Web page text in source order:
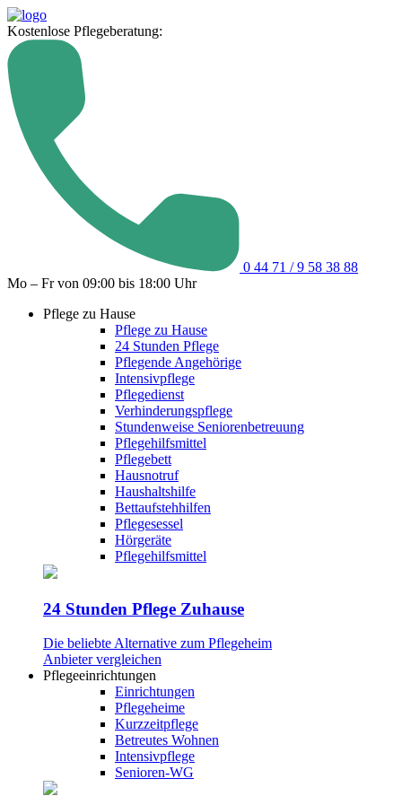
Kostenlose Pflegeberatung:
0 44 71 / 9 58 38 88
Mo – Fr von 09:00 bis 18:00 Uhr
Pflege zu Hause
Pflege zu Hause
24 Stunden Pflege
Pflegende Angehörige
Intensivpflege
Pflegedienst
Verhinderungspflege
Stundenweise Seniorenbetreuung
Pflegehilfsmittel
Pflegebett
Hausnotruf
Haushaltshilfe
Bettaufstehhilfen
Pflegesessel
Hörgeräte
Pflegehilfsmittel
24 Stunden Pflege Zuhause
Die beliebte Alternative zum Pflegeheim
Anbieter vergleichen
Pflegeeinrichtungen
Einrichtungen
Pflegeheime
Kurzzeitpflege
Betreutes Wohnen
Intensivpflege
Senioren-WG